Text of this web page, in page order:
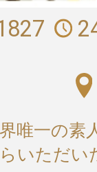
唯一の素
いただ